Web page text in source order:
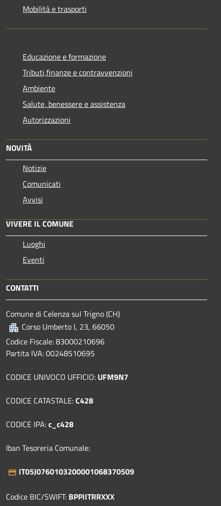
Mobilità e trasporti
Educazione e formazione
Tributi,finanze e contravvenzioni
Ambiente
Salute, benessere e assistenza
Autorizzazioni
NOVITÀ
Notizie
Comunicati
Avvisi
VIVERE IL COMUNE
Luoghi
Eventi
CONTATTI
Comune di Celenza sul Trigno (CH)
Corso Umberto I, 23, 66050
Codice Fiscale: 83000210696
Partita IVA: 00248510695
CODICE UNIVOCO UFFICIO: UFM9N7
CODICE CATASTALE:C428
CODICE IPA:c_c428
Iban Tesoreria Comunale:
IT05J0760103200001068370509
Codice BIC/SWIFT: BPPIITRRXXX